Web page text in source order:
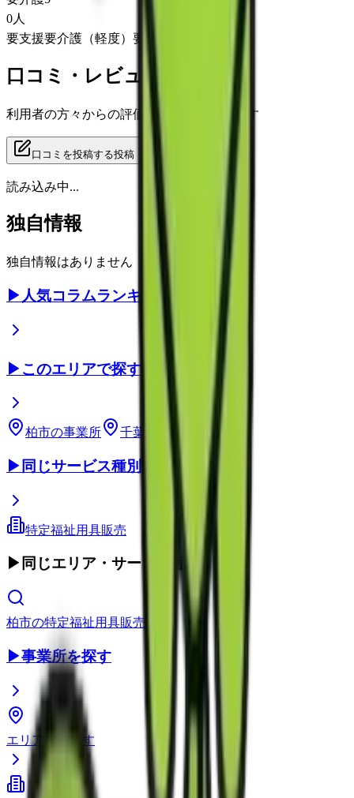
0人
要支援要介護（軽度） 要介護（重度）
口コミ・レビュー
利用者の方々からの評価をご覧いただけます
口コミを投稿する投稿
読み込み中...
独自情報
独自情報はありません
▶ 人気コラムランキング
▶このエリアで探す
柏市の事業所 千葉県 の事業所
▶ 同じサービス種別
特定福祉用具販売
▶ 同じエリア・サービス種別
柏市の特定福祉用具販売
▶事業所を探す
エリアから探す